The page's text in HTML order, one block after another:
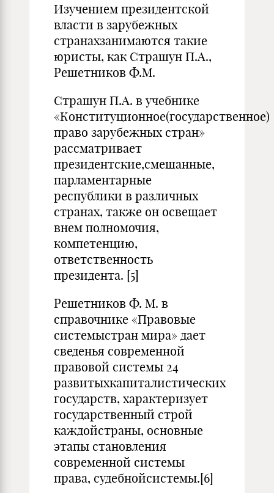
Изучением президентской
власти в зарубежных
странахзанимаются такие
юристы, как Страшун П.А.,
Решетников Ф.М.
Страшун П.А. в учебнике
«Конституционное(государственное)
право зарубежных стран»
рассматривает
президентские,смешанные,
парламентарные
республики в различных
странах, также он освещает
внем полномочия,
компетенцию,
ответственность
президента. [5]
Решетников Ф. М. в
справочнике «Правовые
системыстран мира» дает
сведенья современной
правовой системы 24
развитыхкапиталистических
государств, характеризует
государственный строй
каждойстраны, основные
этапы становления
современной системы
права, судебнойсистемы.[6]